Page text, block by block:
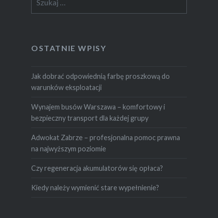
OSTATNIE WPISY
Jak dobrać odpowiednią farbę proszkową do
warunków eksploatacji
Wynajem busów Warszawa – komfortowy i
bezpieczny transport dla każdej grupy
Adwokat Zabrze – profesjonalna pomoc prawna
na najwyższym poziomie
Czy regeneracja akumulatorów się opłaca?
Kiedy należy wymienić stare wypełnienie?